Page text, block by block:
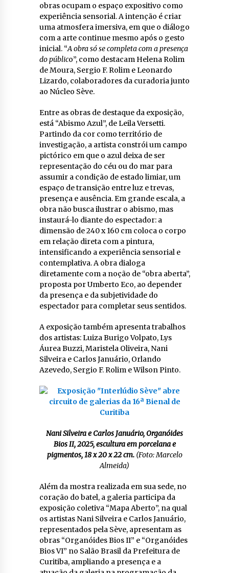
obras ocupam o espaço expositivo como
experiência sensorial. A intenção é criar
uma atmosfera imersiva, em que o diálogo
com a arte continue mesmo após o gesto
inicial. “A obra só se completa com a presença
do público”, como destacam Helena Rolim
de Moura, Sergio F. Rolim e Leonardo
Lizardo, colaboradores da curadoria junto
ao Núcleo Sève.
Entre as obras de destaque da exposição,
está “Abismo Azul”, de Leila Versetti.
Partindo da cor como território de
investigação, a artista constrói um campo
pictórico em que o azul deixa de ser
representação do céu ou do mar para
assumir a condição de estado limiar, um
espaço de transição entre luz e trevas,
presença e ausência. Em grande escala, a
obra não busca ilustrar o abismo, mas
instaurá-lo diante do espectador: a
dimensão de 240 x 160 cm coloca o corpo
em relação direta com a pintura,
intensificando a experiência sensorial e
contemplativa. A obra dialoga
diretamente com a noção de “obra aberta”,
proposta por Umberto Eco, ao depender
da presença e da subjetividade do
espectador para completar seus sentidos.
A exposição também apresenta trabalhos
dos artistas: Luiza Burigo Volpato, Lys
Áurea Buzzi, Maristela Oliveira, Nani
Silveira e Carlos Januário, Orlando
Azevedo, Sergio F. Rolim e Wilson Pinto.
Nani Silveira e Carlos Januário, Organóides
Bios II, 2025, escultura em porcelana e
pigmentos, 18 x 20 x 22 cm. (Foto: Marcelo
Almeida)
Além da mostra realizada em sua sede, no
coração do batel, a galeria participa da
exposição coletiva “Mapa Aberto”, na qual
os artistas Nani Silveira e Carlos Januário,
representados pela Sève, apresentam as
obras “Organóides Bios II” e “Organóides
Bios VI” no Salão Brasil da Prefeitura de
Curitiba, ampliando a presença e a